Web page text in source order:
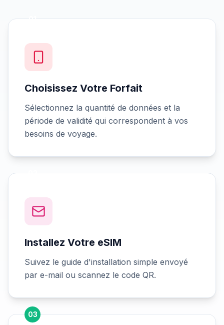
01
Choisissez Votre Forfait
Sélectionnez la quantité de données et la
période de validité qui correspondent à vos
besoins de voyage.
02
Installez Votre eSIM
Suivez le guide d'installation simple envoyé
par e-mail ou scannez le code QR.
03